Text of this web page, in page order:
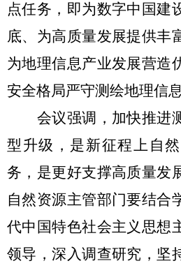
点任务，即为数字中国建
底、为高质量发展提供丰
为地理信息产业发展营造
安全格局严守测绘地理信
会议强调，加快推进
型升级，是新征程上自
务，是更好支撑高质量发
自然资源主管部门要结合
代中国特色社会主义思想
领导，深入调查研究，坚